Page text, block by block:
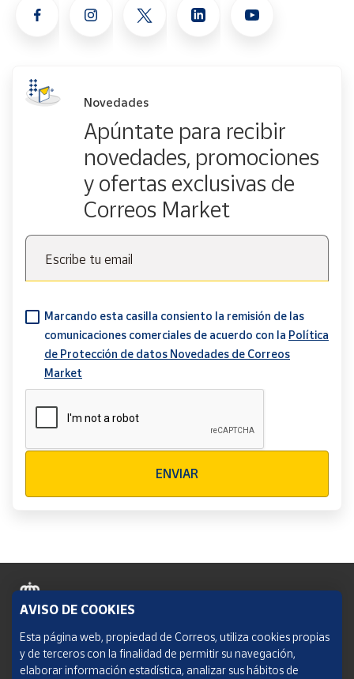
Novedades
Apúntate para recibir
novedades, promociones
y ofertas exclusivas de
Correos Market
Escribe tu email
Marcando esta casilla consiento la remisión de las
comunicaciones comerciales de acuerdo con la Política
de Protección de datos Novedades de Correos
Market
ENVIAR
Política de cookies
Aviso legal
AVISO DE COOKIES
Esta página web, propiedad de Correos, utiliza cookies propias
y de terceros con la finalidad de permitir su navegación,
elaborar información estadística, analizar sus hábitos de